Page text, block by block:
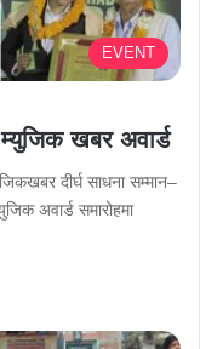
EVENT
म्युजिक खबर अवार्ड
दीर्घ साधना सम्मान–
अवार्ड समारोहमा